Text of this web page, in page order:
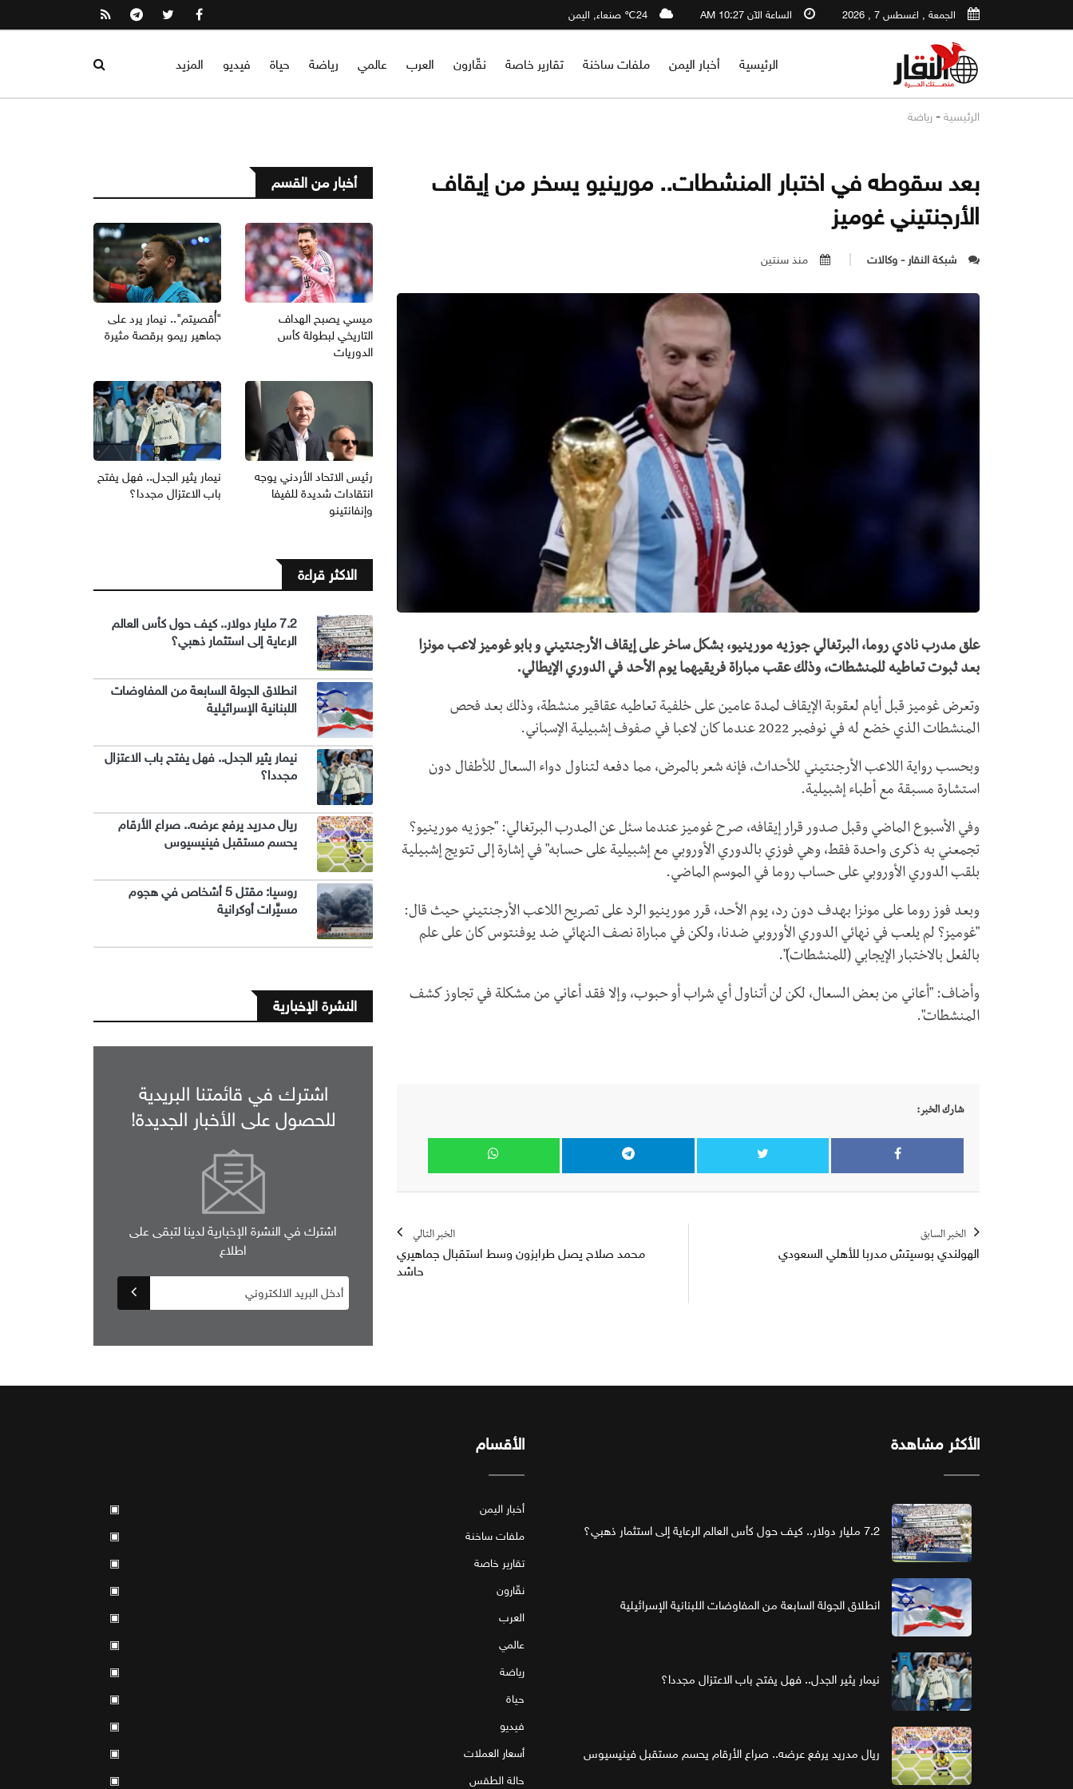
الجمعة , اغسطس 7 , 2026 الساعة الآن 10:27 AM 24℃ صنعاء, اليمن
الرئيسية أخبار اليمن ملفات ساخنة تقارير خاصة نقّارون العرب عالمي رياضة حياة فيديو المزيد
الرئيسية - رياضة
بعد سقوطه في اختبار المنشطات.. مورينيو يسخر من إيقاف
الأرجنتيني غوميز
شبكة النقار - وكالات منذ سنتين
علق مدرب نادي روما، البرتغالي جوزيه مورينيو، بشكل ساخر على إيقاف الأرجنتيني و بابو غوميز لاعب مونزا
بعد ثبوت تعاطيه للمنشطات، وذلك عقب مباراة فريقيهما يوم الأحد في الدوري الإيطالي.
وتعرض غوميز قبل أيام لعقوبة الإيقاف لمدة عامين على خلفية تعاطيه عقاقير منشطة، وذلك بعد فحص
المنشطات الذي خضع له في نوفمبر 2022 عندما كان لاعبا في صفوف إشبيلية الإسباني.
وبحسب رواية اللاعب الأرجنتيني للأحداث، فإنه شعر بالمرض، مما دفعه لتناول دواء السعال للأطفال دون
استشارة مسبقة مع أطباء إشبيلية.
وفي الأسبوع الماضي وقبل صدور قرار إيقافه، صرح غوميز عندما سئل عن المدرب البرتغالي: "جوزيه مورينيو؟
تجمعني به ذكرى واحدة فقط، وهي فوزي بالدوري الأوروبي مع إشبيلية على حسابه" في إشارة إلى تتويج إشبيلية
بلقب الدوري الأوروبي على حساب روما في الموسم الماضي.
وبعد فوز روما على مونزا بهدف دون رد، يوم الأحد، قرر مورينيو الرد على تصريح اللاعب الأرجنتيني حيث قال:
"غوميز؟ لم يلعب في نهائي الدوري الأوروبي ضدنا، ولكن في مباراة نصف النهائي ضد يوفنتوس كان على علم
بالفعل بالاختبار الإيجابي (للمنشطات)".
وأضاف: "أعاني من بعض السعال، لكن لن أتناول أي شراب أو حبوب، وإلا فقد أعاني من مشكلة في تجاوز كشف
المنشطات".
شارك الخبر:
الخبر السابق
الهولندي بوسيتش مدربا للأهلي السعودي
الخبر التالي
محمد صلاح يصل طرابزون وسط استقبال جماهيري
حاشد
أخبار من القسم
ميسي يصبح الهداف
التاريخي لبطولة كأس
الدوريات
"أُقصيتم".. نيمار يرد على
جماهير ريمو برقصة مثيرة
رئيس الاتحاد الأردني يوجه
انتقادات شديدة للفيفا
وإنفانتينو
نيمار يثير الجدل.. فهل يفتح
باب الاعتزال مجددا؟
الاكثر قراءة
7.2 مليار دولار.. كيف حول كأس العالم
الرعاية إلى استثمار ذهبي؟
انطلاق الجولة السابعة من المفاوضات
اللبنانية الإسرائيلية
نيمار يثير الجدل.. فهل يفتح باب الاعتزال
مجددا؟
ريال مدريد يرفع عرضه.. صراع الأرقام
يحسم مستقبل فينيسيوس
روسيا: مقتل 5 أشخاص في هجوم
مسيَّرات أوكرانية
النشرة الإخبارية
اشترك في قائمتنا البريدية
للحصول على الأخبار الجديدة!
اشترك في النشرة الإخبارية لدينا لتبقى على
اطلاع
الأكثر مشاهدة
7.2 مليار دولار.. كيف حول كأس العالم الرعاية إلى استثمار ذهبي؟
انطلاق الجولة السابعة من المفاوضات اللبنانية الإسرائيلية
نيمار يثير الجدل.. فهل يفتح باب الاعتزال مجددا؟
ريال مدريد يرفع عرضه.. صراع الأرقام يحسم مستقبل فينيسيوس
الأقسام
أخبار اليمن
▣
ملفات ساخنة
▣
تقارير خاصة
▣
نقّارون
▣
العرب
▣
عالمي
▣
رياضة
▣
حياة
▣
فيديو
▣
أسعار العملات
▣
حالة الطقس
▣